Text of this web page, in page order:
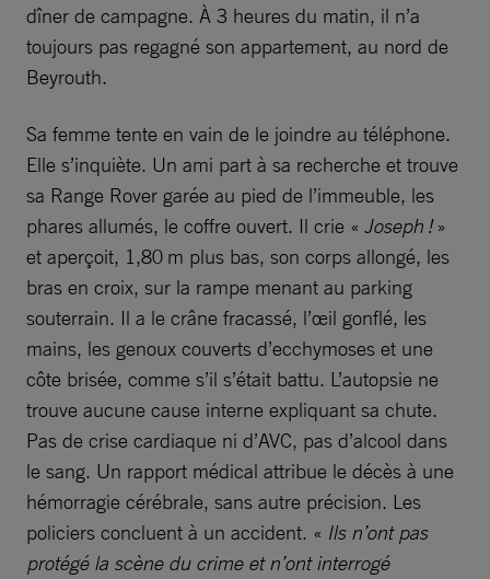
dîner de campagne. À 3 heures du matin, il n’a
toujours pas regagné son appartement, au nord de
Beyrouth.
Sa femme tente en vain de le joindre au téléphone.
Elle s’inquiète. Un ami part à sa recherche et trouve
sa Range Rover garée au pied de l’immeuble, les
phares allumés, le coffre ouvert. Il crie « Joseph !»
et aperçoit, 1,80 m plus bas, son corps allongé, les
bras en croix, sur la rampe menant au parking
souterrain. Il a le crâne fracassé, l’œil gonflé, les
mains, les genoux couverts d’ecchymoses et une
côte brisée, comme s’il s’était battu. L’autopsie ne
trouve aucune cause interne expliquant sa chute.
Pas de crise cardiaque ni d’AVC, pas d’alcool dans
le sang. Un rapport médical attribue le décès à une
hémorragie cérébrale, sans autre précision. Les
policiers concluent à un accident. « Ils n’ont pas
protégé la scène du crime et n’ont interrogé